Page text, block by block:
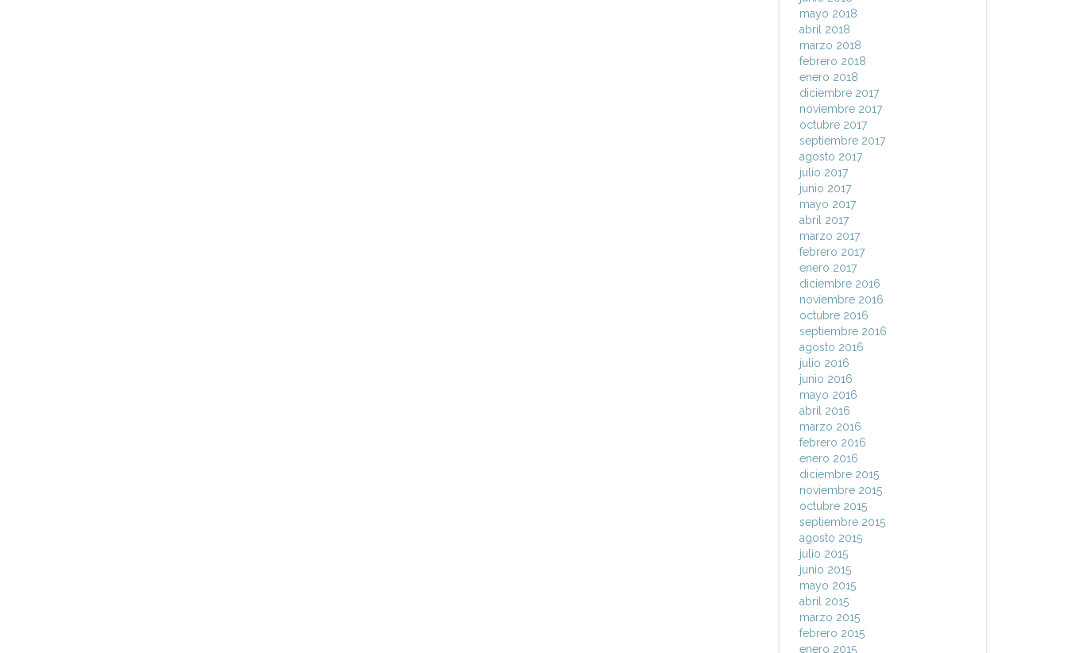
mayo 2018
abril 2018
marzo 2018
febrero 2018
enero 2018
diciembre 2017
noviembre 2017
octubre 2017
septiembre 2017
agosto 2017
julio 2017
junio 2017
mayo 2017
abril 2017
marzo 2017
febrero 2017
enero 2017
diciembre 2016
noviembre 2016
octubre 2016
septiembre 2016
agosto 2016
julio 2016
junio 2016
mayo 2016
abril 2016
marzo 2016
febrero 2016
enero 2016
diciembre 2015
noviembre 2015
octubre 2015
septiembre 2015
agosto 2015
julio 2015
junio 2015
mayo 2015
abril 2015
marzo 2015
febrero 2015
enero 2015